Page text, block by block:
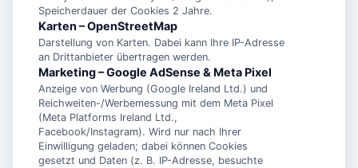
Speicherdauer der Cookies 2 Jahre.
Karten – OpenStreetMap
Darstellung von Karten. Dabei kann Ihre IP-Adresse
an Drittanbieter übertragen werden.
Marketing – Google AdSense & Meta Pixel
Anzeige von Werbung (Google Ireland Ltd.) und
Reichweiten-/Werbemessung mit dem Meta Pixel
(Meta Platforms Ireland Ltd.,
Facebook/Instagram). Wird nur nach Ihrer
Einwilligung geladen; dabei können Cookies
gesetzt und Daten (z. B. IP-Adresse, besuchte